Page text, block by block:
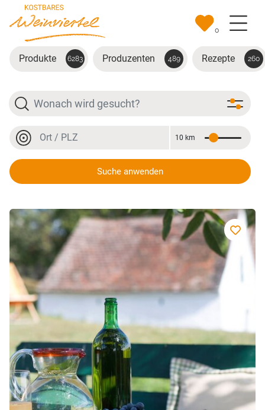
Zum Hauptinhalt springen
0
Produkte 6283 Produzenten 489 Rezepte 260
Suche
Ort oder PLZ
Entfernung
10 km
Suche anwenden
Hofmann Eva und Franz